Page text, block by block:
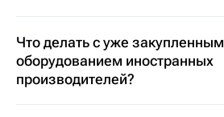
Что делать с уже закупленным
оборудованием иностранных
производителей?